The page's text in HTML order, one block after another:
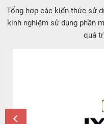
Tổng hợp các kiến thức sử
kinh nghiệm sử dụng phần
quá